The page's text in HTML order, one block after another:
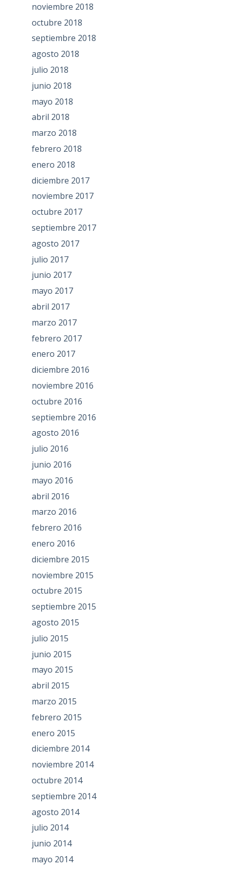
noviembre 2018
octubre 2018
septiembre 2018
agosto 2018
julio 2018
junio 2018
mayo 2018
abril 2018
marzo 2018
febrero 2018
enero 2018
diciembre 2017
noviembre 2017
octubre 2017
septiembre 2017
agosto 2017
julio 2017
junio 2017
mayo 2017
abril 2017
marzo 2017
febrero 2017
enero 2017
diciembre 2016
noviembre 2016
octubre 2016
septiembre 2016
agosto 2016
julio 2016
junio 2016
mayo 2016
abril 2016
marzo 2016
febrero 2016
enero 2016
diciembre 2015
noviembre 2015
octubre 2015
septiembre 2015
agosto 2015
julio 2015
junio 2015
mayo 2015
abril 2015
marzo 2015
febrero 2015
enero 2015
diciembre 2014
noviembre 2014
octubre 2014
septiembre 2014
agosto 2014
julio 2014
junio 2014
mayo 2014